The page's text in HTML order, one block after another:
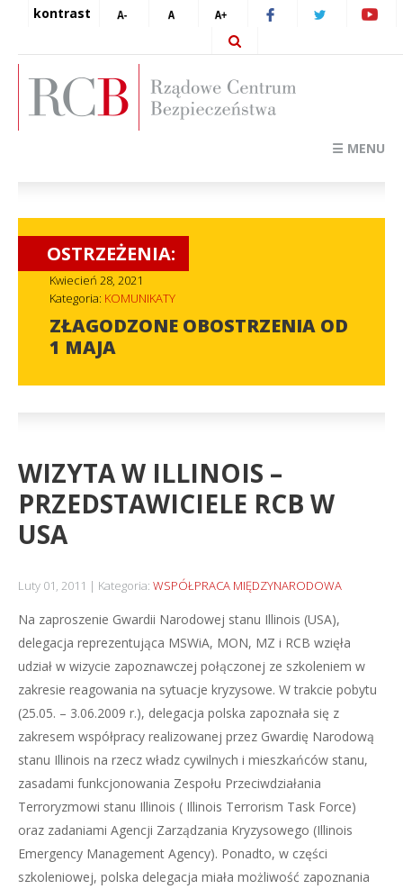
kontrast
☰ MENU
OSTRZEŻENIA:
Kwiecień 28, 2021
Kategoria: KOMUNIKATY
ZŁAGODZONE OBOSTRZENIA OD
1 MAJA
WIZYTA W ILLINOIS –
PRZEDSTAWICIELE RCB W
USA
Luty 01, 2011 Kategoria: WSPÓŁPRACA MIĘDZYNARODOWA
Na zaproszenie Gwardii Narodowej stanu Illinois (USA),
delegacja reprezentująca MSWiA, MON, MZ i RCB wzięła
udział w wizycie zapoznawczej połączonej ze szkoleniem w
zakresie reagowania na sytuacje kryzysowe. W trakcie pobytu
(25.05. – 3.06.2009 r.), delegacja polska zapoznała się z
zakresem współpracy realizowanej przez Gwardię Narodową
stanu Illinois na rzecz władz cywilnych i mieszkańców stanu,
zasadami funkcjonowania Zespołu Przeciwdziałania
Terroryzmowi stanu Illinois ( Illinois Terrorism Task Force)
oraz zadaniami Agencji Zarządzania Kryzysowego (Illinois
Emergency Management Agency). Ponadto, w części
szkoleniowej, polska delegacja miała możliwość zapoznania